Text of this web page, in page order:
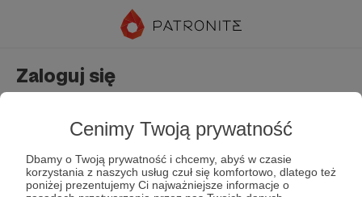
Cenimy Twoją prywatność
Dbamy o Twoją prywatność i chcemy, abyś w czasie
korzystania z naszych usług czuł się komfortowo, dlatego też
poniżej prezentujemy Ci najważniejsze informacje o
Zaloguj się